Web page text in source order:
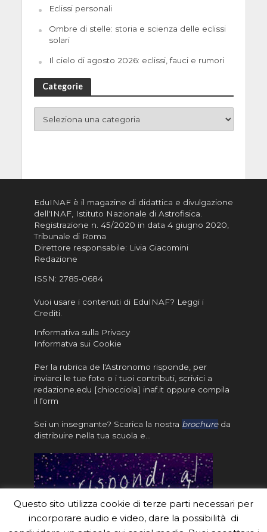
Eclissi personali
Ombre di stelle: storia e scienza delle eclissi
solari
Il cielo di agosto 2026: eclissi, fauci e rumori
Categorie
EduINAF è il magazine di didattica e divulgazione
dell'INAF, Istituto Nazionale di Astrofisica
Registrazione n. 45/2020 in data 4 giugno 2020,
Tribunale di Roma
Direttore responsabile: Livia Giacomini
Redazione
ISSN: 2785-0684
Vuoi usare i contenuti di EduINAF? Leggi i
Crediti.
Informativa sulla Privacy
Informatva sui Cookie
Per la rubrica de l'Astronomo risponde, per
inviarci le tue foto o i tuoi contributi, scrivici a
redazione.edu [chiocciola] inaf.it oppure compila
il form
Sei un insegnante? Scarica la nostra brochureda
distribuire nella tua scuola e…
Questo sito utilizza cookie di terze parti necessari per
incorporare audio e video, dare la possibilità di